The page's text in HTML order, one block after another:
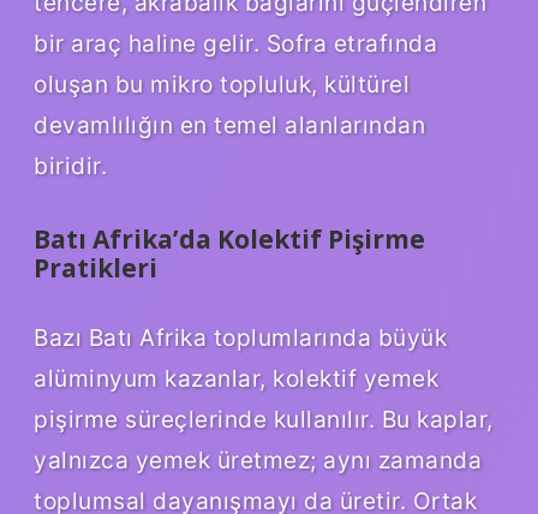
bir araç haline gelir. Sofra etrafında
oluşan bu mikro topluluk, kültürel
devamlılığın en temel alanlarından
biridir.
Batı Afrika’da Kolektif Pişirme
Pratikleri
Bazı Batı Afrika toplumlarında büyük
alüminyum kazanlar, kolektif yemek
pişirme süreçlerinde kullanılır. Bu kaplar,
yalnızca yemek üretmez; aynı zamanda
toplumsal dayanışmayı da üretir. Ortak